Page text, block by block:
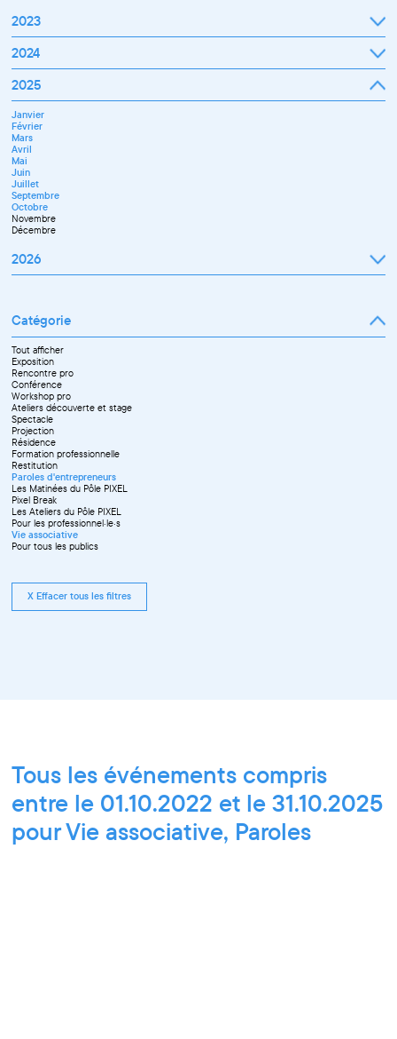
2023
Janvier
Février
Mars
Avril
Juin
Septembre
Octobre
Novembre
Décembre
2024
Janvier
Février
Mars
Avril
Mai
Juin
Juillet
Septembre
Novembre
Décembre
2025
Janvier
Février
Mars
Avril
Mai
Juin
Juillet
Septembre
Octobre
Novembre
Décembre
2026
Avril
Mai
Juin
Septembre
Octobre
Novembre
Catégorie
Tout afficher
Exposition
Rencontre pro
Conférence
Workshop pro
Ateliers découverte et stage
Spectacle
Projection
Résidence
Formation professionnelle
Restitution
Paroles d'entrepreneurs
Les Matinées du Pôle PIXEL
Pixel Break
Les Ateliers du Pôle PIXEL
Pour les professionnel·le·s
Vie associative
Pour tous les publics
X Effacer tous les filtres
Tous les événements compris
entre le 01.10.2022 et le 31.10.2025
pour Vie associative, Paroles